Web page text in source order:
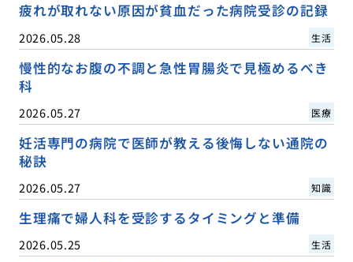
疲れが取れない原因が貧血だった病院受診の記録
2026.05.28 生活
慢性的なお腹の不調と急性胃腸炎で見極めるべき
科
2026.05.27 医療
妊活専門の病院で医師が教える後悔しない通院の
秘訣
2026.05.27 知識
生理痛で婦人科を受診するタイミングと準備
2026.05.25 生活